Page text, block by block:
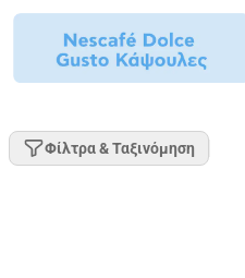
Φίλτρα & Ταξινόμηση